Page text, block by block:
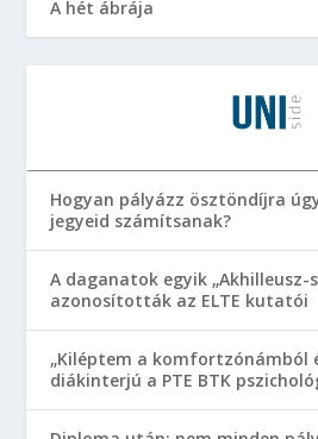
A hét ábrája
Hogyan pályázz ösztöndíjra
jegyeid számítsanak?
A daganatok egyik „Akhilleusz-
azonosították az ELTE kutatói
„Kiléptem a komfortzónámból
diákinterjú a PTE BTK